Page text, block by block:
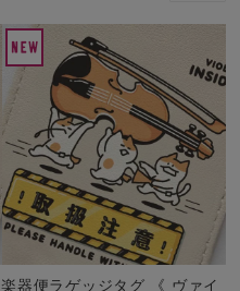
楽器便ラゲッジタグ 《 ヴァイ